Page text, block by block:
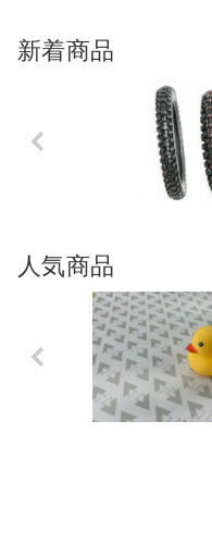
新着商品
Previo
us
人気商品
Previo
us